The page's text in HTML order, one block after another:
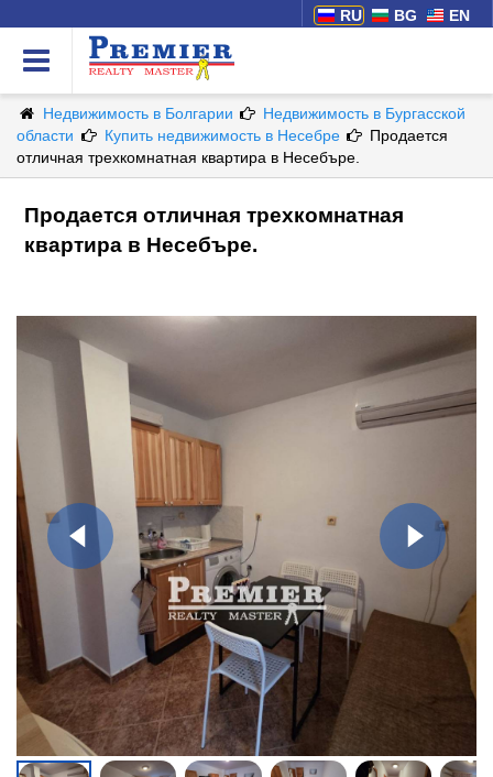
RU BG EN
Недвижимость в Болгарии
Недвижимость в Бургасской
области
Купить недвижимость в Несебре
Продается
отличная трехкомнатная квартира в Несебъре.
Продается отличная трехкомнатная
квартира в Несебъре.